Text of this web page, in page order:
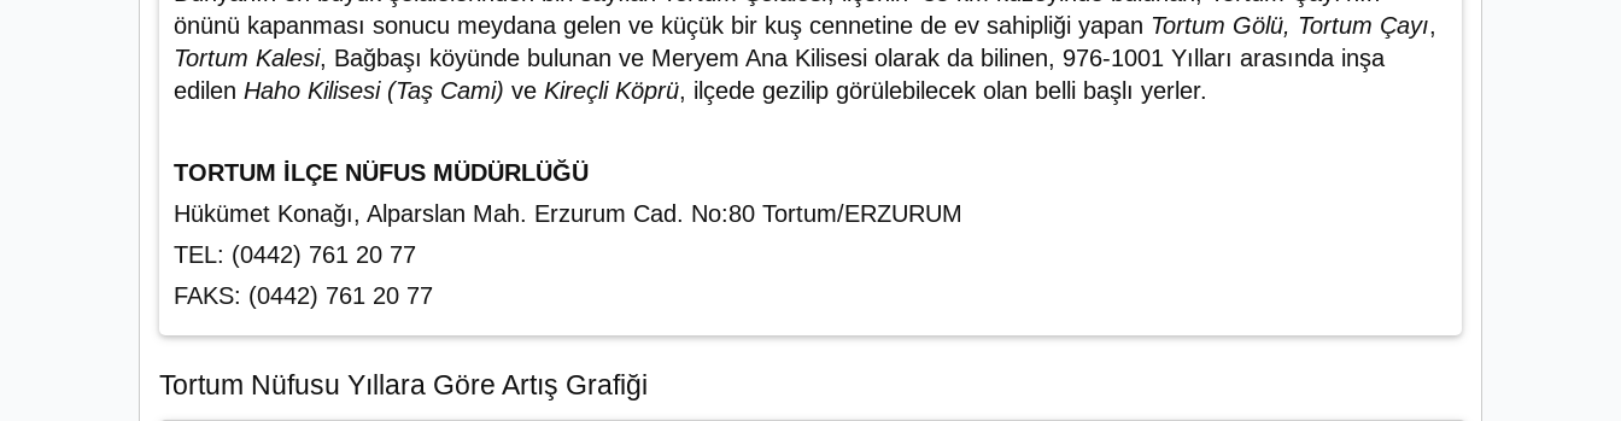
önünü kapanması sonucu meydana gelen ve küçük bir kuş cennetine de ev sahipliği yapan Tortum Gölü, Tortum Çayı,
Tortum Kalesi, Bağbaşı köyünde bulunan ve Meryem Ana Kilisesi olarak da bilinen, 976-1001 Yılları arasında inşa
edilen Haho Kilisesi (Taş Cami) ve Kireçli Köprü, ilçede gezilip görülebilecek olan belli başlı yerler.
TORTUM İLÇE NÜFUS MÜDÜRLÜĞÜ
Hükümet Konağı, Alparslan Mah. Erzurum Cad. No:80 Tortum/ERZURUM
TEL: (0442) 761 20 77
FAKS: (0442) 761 20 77
Tortum Nüfusu Yıllara Göre Artış Grafiği